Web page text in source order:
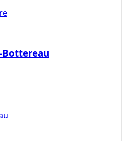
Bottereau